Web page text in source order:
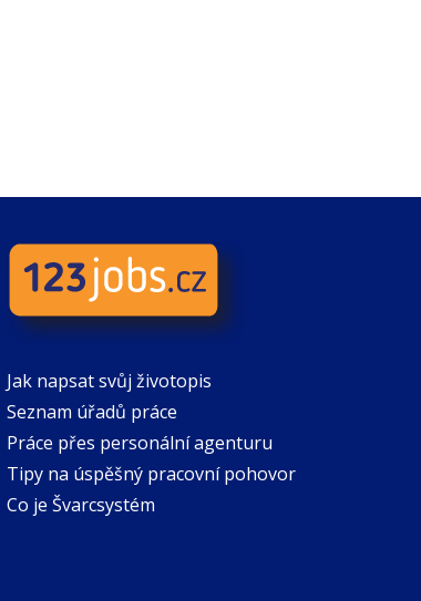
Jak napsat svůj životopis
Seznam úřadů práce
Práce přes personální agenturu
Tipy na úspěšný pracovní pohovor
Co je Švarcsystém